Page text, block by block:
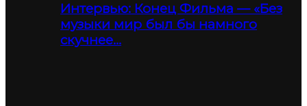
Интервью: Конец Фильма — «Без
музыки мир был бы намного
скучнее…